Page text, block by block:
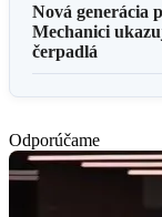
Nová generácia
Mechanici
čerpadlá
Odporúčame